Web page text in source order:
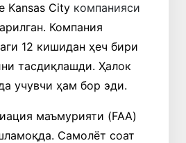
Kansas City компанияси
Компания
12 кишидан ҳеч бири
тасдиқлашди. Ҳалок
учувчи ҳам бор эди.
маъмурияти (FAA)
Самолёт соат